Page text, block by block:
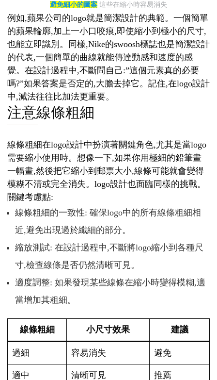
避免細小的圖案 這些在縮小時容易消失
例如,蘋果公司的logo就是簡潔設計的典範。一個簡單
的蘋果輪廓,加上一小口咬痕,即使縮小到極小的尺寸,
也能立即識別。同樣,Nike的swoosh標誌也是簡潔設計
的代表,一個簡單的曲線就能傳達動感和速度的感
覺。在設計過程中,不斷問自己:”這個元素真的必要
嗎?”如果答案是否定的,大膽去掉它。記住,在logo設計
中,減法往往比加法更重要。
注意線條粗細
線條粗細在logo設計中扮演著關鍵角色,尤其是當logo
需要縮小使用時。想像一下,如果你用極細的鉛筆畫
一幅畫,然後把它縮小到郵票大小,線條可能就會變得
模糊不清或完全消失。logo設計也面臨同樣的挑戰。
關鍵考慮點:
線條粗細的一致性: 確保logo中的所有線條粗細相
近,避免出現過於纖細的部分。
縮放測試: 在設計過程中,不斷將logo縮小到各種尺
寸,檢查線條是否仍然清晰可見。
適度調整: 如果發現某些線條在縮小時變得模糊,適
當增加其粗細。
線條粗細 小尺寸效果 建議
過細 容易消失 避免
適中 清晰可見 推薦